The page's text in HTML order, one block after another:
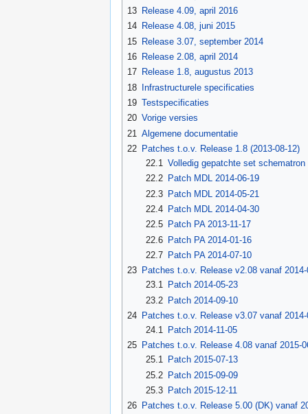
13 Release 4.09, april 2016
14 Release 4.08, juni 2015
15 Release 3.07, september 2014
16 Release 2.08, april 2014
17 Release 1.8, augustus 2013
18 Infrastructurele specificaties
19 Testspecificaties
20 Vorige versies
21 Algemene documentatie
22 Patches t.o.v. Release 1.8 (2013-08-12)
22.1 Volledig gepatchte set schematron
22.2
Patch MDL 2014-06-19
22.3 Patch MDL 2014-05-21
22.4
Patch MDL 2014-04-30
22.5
Patch PA 2013-11-17
22.6 Patch PA 2014-01-16
22.7
Patch PA 2014-07-10
23 Patches t.o.v. Release v2.08 vanaf
23.1
Patch 2014-05-23
23.2 Patch 2014-09-10
24 Patches t.o.v. Release v3.07 vanaf
24.1
Patch 2014-11-05
25 Patches t.o.v. Release 4.08 vanaf 2015-
25.1
Patch 2015-07-13
25.2 Patch 2015-09-09
25.3
Patch 2015-12-11
26 Patches t.o.v. Release 5.00 (DK) vanaf